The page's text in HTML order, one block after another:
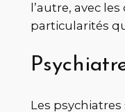
l’autre, avec
particularités
Les